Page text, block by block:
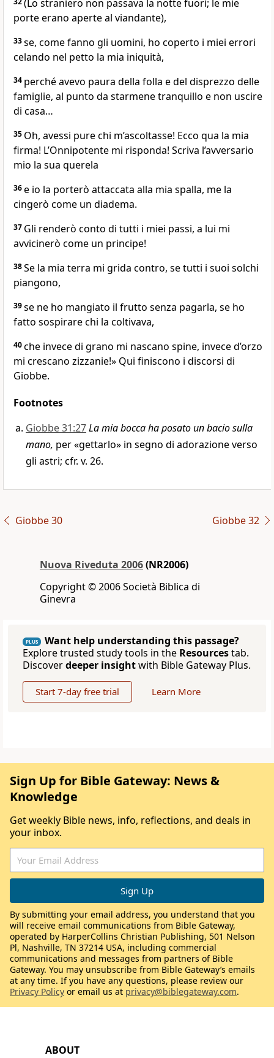
(Lo straniero non passava la notte fuori; le mie
porte erano aperte al viandante),
33se, come fanno gli uomini, ho coperto i miei errori
celando nel petto la mia iniquità,
34 perché avevo paura della folla e del disprezzo delle
famiglie, al punto da starmene tranquillo e non uscire
di casa…
35 Oh, avessi pure chi m’ascoltasse! Ecco qua la mia
firma! L’Onnipotente mi risponda! Scriva l’avversario
mio la sua querela
36e io la porterò attaccata alla mia spalla, me la
cingerò come un diadema.
37 Gli renderò conto di tutti i miei passi, a lui mi
avvicinerò come un principe!
38Se la mia terra mi grida contro, se tutti i suoi solchi
piangono,
39se ne ho mangiato il frutto senza pagarla, se ho
fatto sospirare chi la coltivava,
40che invece di grano mi nascano spine, invece d’orzo
mi crescano zizzanie!» Qui finiscono i discorsi di
Giobbe.
Footnotes
Giobbe 31:27La mia bocca ha posato un bacio sulla
mano, per «gettarlo» in segno di adorazione verso
gli astri; cfr. v. 26.
Giobbe 30 Giobbe 32
Nuova Riveduta 2006(NR2006)
Copyright © 2006 Società Biblica di
Ginevra
PLUS
Want help understanding this passage?
Explore trusted study tools in the Resourcestab.
Discoverdeeper insightwith Bible Gateway Plus.
Start 7-day free trial Learn More
ABOUT
Sign Up for Bible Gateway: News &
Knowledge
Get weekly Bible news, info, reflections, and deals in
your inbox.
By submitting your email address, you understand that you
will receive email communications from Bible Gateway,
operated by HarperCollins Christian Publishing, 501 Nelson
Pl, Nashville, TN 37214 USA, including commercial
communications and messages from partners of Bible
Gateway. You may unsubscribe from Bible Gateway’s emails
at any time. If you have any questions, please review our
Privacy Policy or email us at privacy@biblegateway.com.